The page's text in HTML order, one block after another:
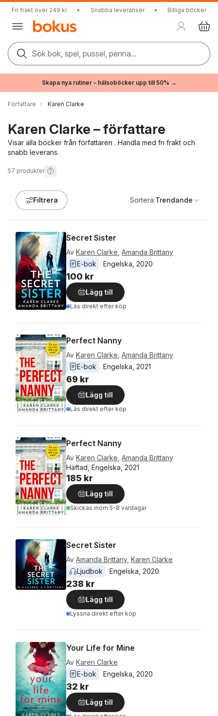
Fri frakt över 249 kr • Snabba leveranser • Billiga böcker
Sök bok, spel, pussel, penna...
Skapa nya rutiner – hälsoböcker upp till 50% →
Författare Karen Clarke
Karen Clarke – författare
Visar alla böcker från författaren . Handla med fri frakt och
snabb leverans.
57 produkter
Filtrera Sortera:Trendande
Secret Sister
Av Karen Clarke Amanda Brittany
E-bok
Engelska 2020
100 kr
Lägg till
Läs direkt efter köp
Perfect Nanny
Av Karen Clarke Amanda Brittany
E-bok
Engelska 2021
69 kr
Lägg till
Läs direkt efter köp
Perfect Nanny
Av Karen Clarke Amanda Brittany
Häftad, Engelska, 2021
185 kr
Lägg till
Skickas inom 5-8 vardagar
Secret Sister
Av Amanda Brittany, Karen Clarke
Ljudbok
Engelska 2020
238 kr
Lägg till
Lyssna direkt efter köp
Your Life for Mine
Av Karen Clarke
E-bok
Engelska 2020
32 kr
Lägg till